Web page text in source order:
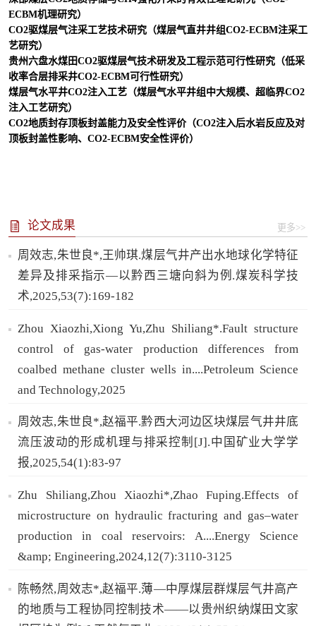
ECBM机理研究）
CO2驱煤层气注采工艺技术研究（煤层气直井井组CO2-ECBM注采工
艺研究）
贵州六盘水煤田CO2驱煤层气技术研发及工程示范可行性研究（低采
收率合层排采井CO2-ECBM可行性研究）
煤层气水平井CO2注入工艺（煤层气水平井组中大规模、超临界CO2
注入工艺研究）
CO2地质封存顶板封盖能力及安全性评价（CO2注入后水岩反应及对
顶板封盖性影响、 CO2-ECBM安全性评价）
论文成果 更多>>
周效志,朱世良*,王帅琪.煤层气井产出水地球化学特征
差异及排采指示—以黔西三塘向斜为例.煤炭科学技
术,2025,53(7):169-182
Zhou Xiaozhi,Xiong Yu,Zhu Shiliang*.Fault structure
control of gas-water production differences from
coalbed methane cluster wells in....Petroleum Science
and Technology,2025
周效志,朱世良*,赵福平.黔西大河边区块煤层气井井底
流压波动的形成机理与排采控制[J].中国矿业大学学
报,2025,54(1):83-97
Zhu Shiliang,Zhou Xiaozhi*,Zhao Fuping.Effects of
microstructure on hydraulic fracturing and gas–water
production in coal reservoirs: A....Energy Science
&amp; Engineering,2024,12(7):3110-3125
陈畅然,周效志*,赵福平.薄—中厚煤层群煤层气井高产
的地质与工程协同控制技术——以贵州织纳煤田文家